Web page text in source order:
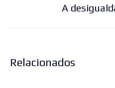
A
Relacionados